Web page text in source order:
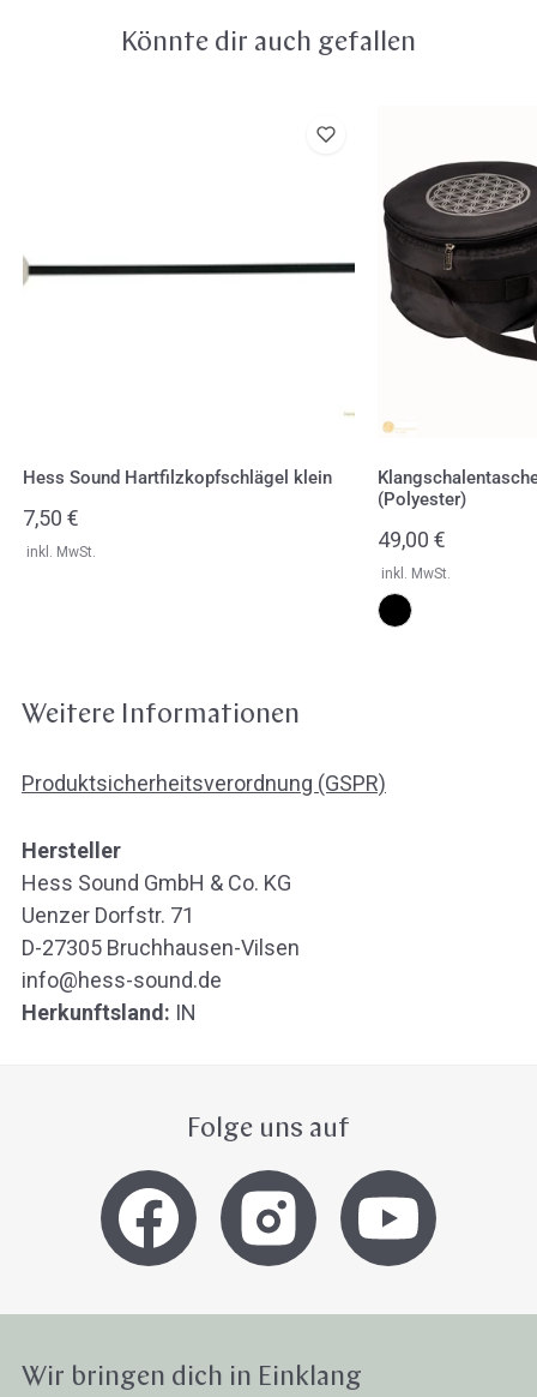
Könnte dir auch gefallen
Hess Sound Hartfilzkopfschlägel klein
Regulärer
Preis
7,50 €
inkl. MwSt.
des
Lebens"
(Polyester)
(Polyester)
Regulärer
Preis
49,00 €
inkl. MwSt.
Weitere Informationen
Produktsicherheitsverordnung (GSPR)
Hersteller
Hess Sound GmbH & Co. KG
Uenzer Dorfstr. 71
D-27305 Bruchhausen-Vilsen
info@hess-sound.de
Herkunftsland: IN
Folge uns auf
Wir bringen dich in Einklang